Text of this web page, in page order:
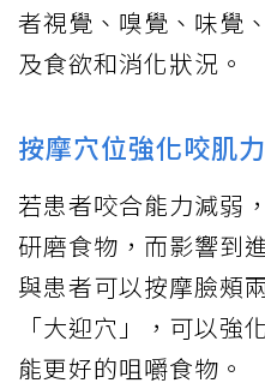
者視覺、嗅覺、味覺
及食欲和消化狀況。
按摩穴位強化咬肌力
若患者咬合能力減弱
研磨食物，而影響到
與患者可以按摩臉頰
「大迎穴」，可以強
能更好的咀嚼食物。